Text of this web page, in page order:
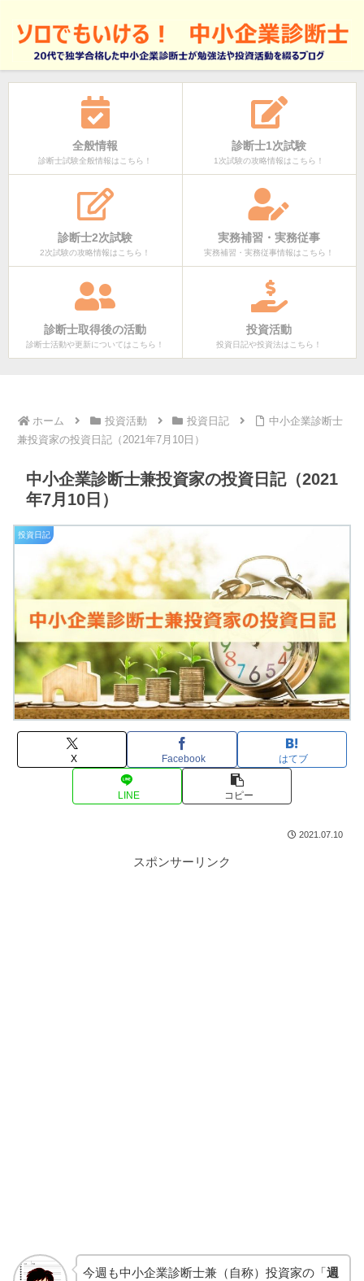
全般情報
診断士試験全般情報はこちら！
診断士1次試験
1次試験の攻略情報はこちら！
診断士2次試験
2次試験の攻略情報はこちら！
実務補習・実務従事
実務補習・実務従事情報はこちら！
診断士取得後の活動
診断士活動や更新についてはこちら！
投資活動
投資日記や投資法はこちら！
ホーム 投資活動 投資日記
中小企業診断士
兼投資家の投資日記（2021年7月10日）
中小企業診断士兼投資家の投資日記（2021
年7月10日）
投資日記
X Facebook はてブ
LINE コピー
2021.07.10
スポンサーリンク
今週も中小企業診断士兼（自称）投資家の「週